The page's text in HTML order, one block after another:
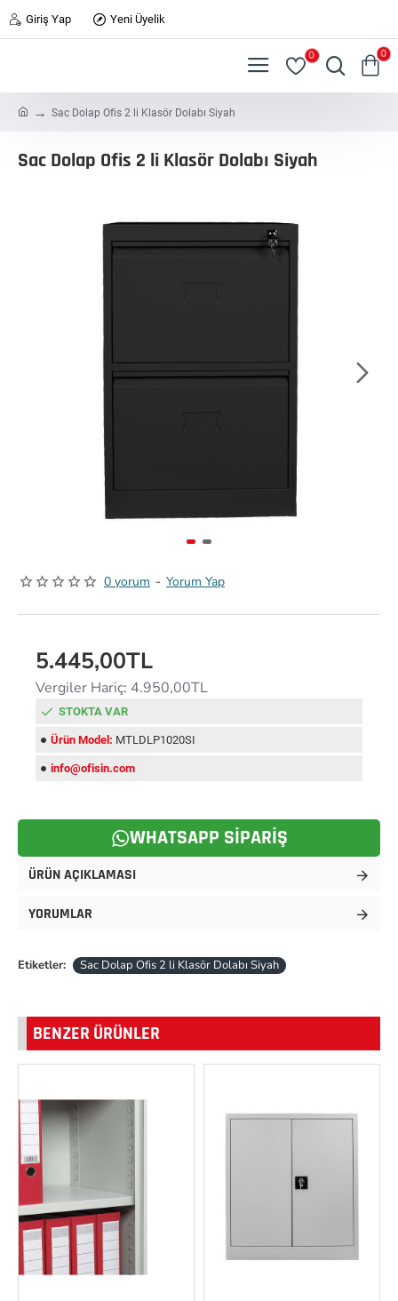
Giriş Yap Yeni Üyelik
0 0
e
Sac Dolap Ofis 2 li Klasör Dolabı Siyah
Sac Dolap Ofis 2 li Klasör Dolabı Siyah
0 yorum - Yorum Yap
5.445,00TL
Vergiler Hariç: 4.950,00TL
STOKTA VAR
Ürün Model: MTLDLP1020SI
info@ofisin.com
WHATSAPP SIPARIŞ
ÜRÜN AÇIKLAMASI
YORUMLAR
Etiketler: Sac Dolap Ofis 2 li Klasör Dolabı Siyah
BENZER ÜRÜNLER